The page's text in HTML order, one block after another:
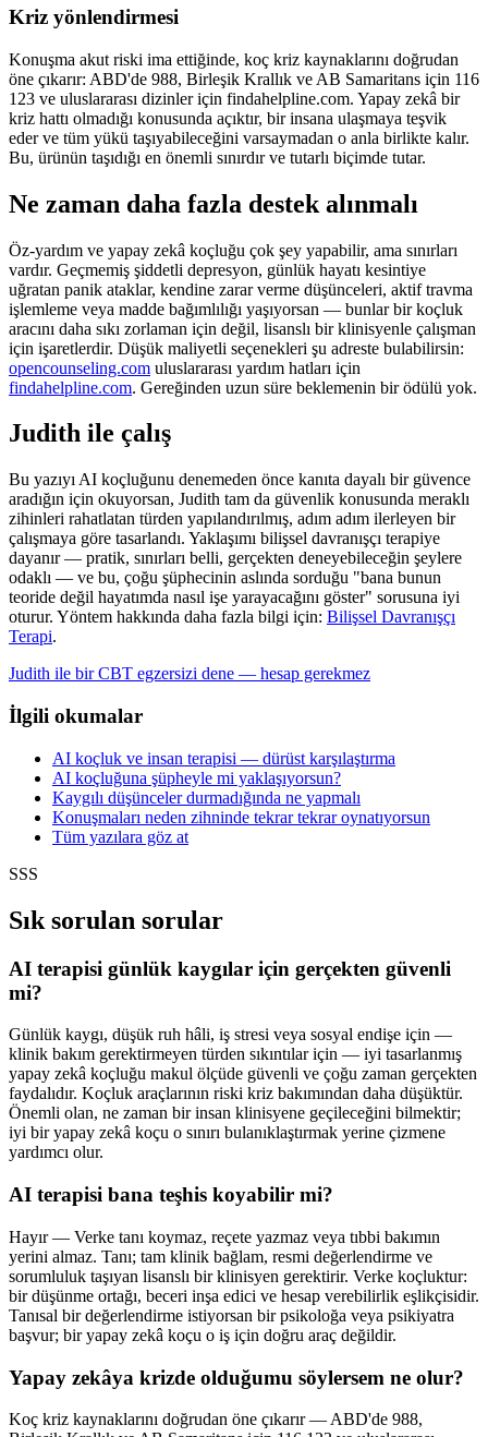
Kriz yönlendirmesi
Konuşma akut riski ima ettiğinde, koç kriz kaynaklarını doğrudan
öne çıkarır: ABD'de 988, Birleşik Krallık ve AB Samaritans için 116
123 ve uluslararası dizinler için findahelpline.com. Yapay zekâ bir
kriz hattı olmadığı konusunda açıktır, bir insana ulaşmaya teşvik
eder ve tüm yükü taşıyabileceğini varsaymadan o anla birlikte kalır.
Bu, ürünün taşıdığı en önemli sınırdır ve tutarlı biçimde tutar.
Ne zaman daha fazla destek alınmalı
Öz-yardım ve yapay zekâ koçluğu çok şey yapabilir, ama sınırları
vardır. Geçmemiş şiddetli depresyon, günlük hayatı kesintiye
uğratan panik ataklar, kendine zarar verme düşünceleri, aktif travma
işlemleme veya madde bağımlılığı yaşıyorsan — bunlar bir koçluk
aracını daha sıkı zorlaman için değil, lisanslı bir klinisyenle çalışman
için işaretlerdir. Düşük maliyetli seçenekleri şu adreste bulabilirsin:
opencounseling.com uluslararası yardım hatları için
findahelpline.com. Gereğinden uzun süre beklemenin bir ödülü yok.
Judith ile çalış
Bu yazıyı AI koçluğunu denemeden önce kanıta dayalı bir güvence
aradığın için okuyorsan, Judith tam da güvenlik konusunda meraklı
zihinleri rahatlatan türden yapılandırılmış, adım adım ilerleyen bir
çalışmaya göre tasarlandı. Yaklaşımı bilişsel davranışçı terapiye
dayanır — pratik, sınırları belli, gerçekten deneyebileceğin şeylere
odaklı — ve bu, çoğu şüphecinin aslında sorduğu "bana bunun
teoride değil hayatımda nasıl işe yarayacağını göster" sorusuna iyi
oturur. Yöntem hakkında daha fazla bilgi için: Bilişsel Davranışçı
Terapi.
Judith ile bir CBT egzersizi dene — hesap gerekmez
İlgili okumalar
AI koçluk ve insan terapisi — dürüst karşılaştırma
AI koçluğuna şüpheyle mi yaklaşıyorsun?
Kaygılı düşünceler durmadığında ne yapmalı
Konuşmaları neden zihninde tekrar tekrar oynatıyorsun
Tüm yazılara göz at
SSS
Sık sorulan sorular
AI terapisi günlük kaygılar için gerçekten güvenli
mi?
Günlük kaygı, düşük ruh hâli, iş stresi veya sosyal endişe için —
klinik bakım gerektirmeyen türden sıkıntılar için — iyi tasarlanmış
yapay zekâ koçluğu makul ölçüde güvenli ve çoğu zaman gerçekten
faydalıdır. Koçluk araçlarının riski kriz bakımından daha düşüktür.
Önemli olan, ne zaman bir insan klinisyene geçileceğini bilmektir;
iyi bir yapay zekâ koçu o sınırı bulanıklaştırmak yerine çizmene
yardımcı olur.
AI terapisi bana teşhis koyabilir mi?
Hayır — Verke tanı koymaz, reçete yazmaz veya tıbbi bakımın
yerini almaz. Tanı; tam klinik bağlam, resmi değerlendirme ve
sorumluluk taşıyan lisanslı bir klinisyen gerektirir. Verke koçluktur:
bir düşünme ortağı, beceri inşa edici ve hesap verebilirlik eşlikçisidir.
Tanısal bir değerlendirme istiyorsan bir psikoloğa veya psikiyatra
başvur; bir yapay zekâ koçu o iş için doğru araç değildir.
Yapay zekâya krizde olduğumu söylersem ne olur?
Koç kriz kaynaklarını doğrudan öne çıkarır — ABD'de 988,